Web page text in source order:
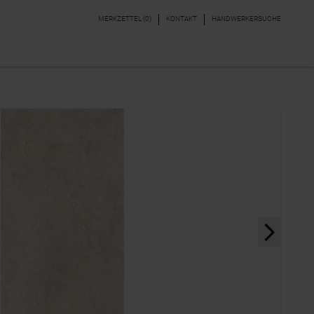
MERKZETTEL (0) KONTAKT HANDWERKERSUCHE
next